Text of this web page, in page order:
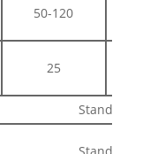
50-120
25
Standard